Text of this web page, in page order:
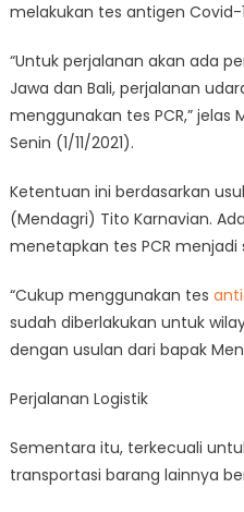
melakukan tes antigen Covid-
“Untuk perjalanan akan ada
Jawa dan Bali, perjalanan
menggunakan tes PCR,” jelas
Senin (1/11/2021).
Ketentuan ini berdasarkan
(Mendagri) Tito Karnavian.
menetapkan tes PCR
“Cukup menggunakan tes
sudah diberlakukan untuk
dengan usulan dari bapak
Perjalanan Logistik
Sementara itu, terkecuali
transportasi barang lainnya